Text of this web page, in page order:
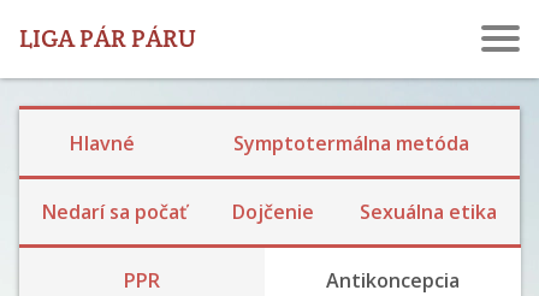
LIGA PÁR PÁRU
Hlavné Symptotermálna metóda
Nedarí sa počať Dojčenie Sexuálna etika
PPR Antikoncepcia